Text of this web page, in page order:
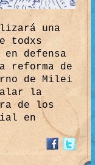
una
todxs
defensa
reforma de
de Milei
la
de los
en